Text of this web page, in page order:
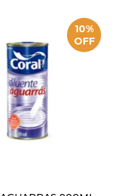
10%
OFF